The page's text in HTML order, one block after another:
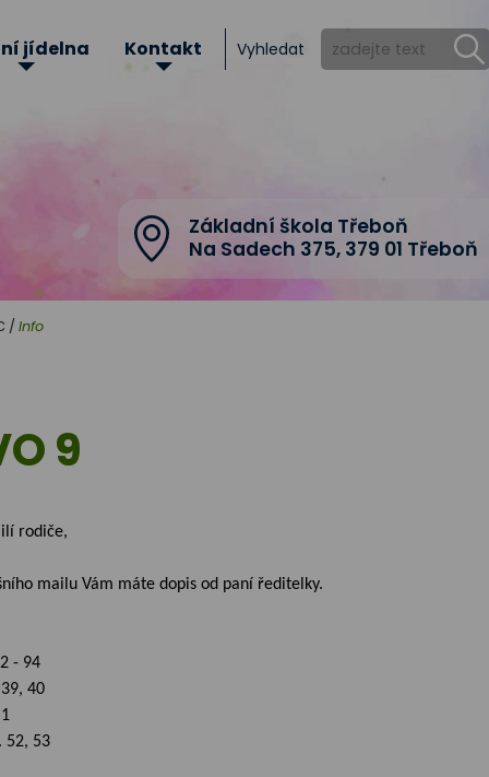
Základní škola Třeboň
Na Sadech 375,379 01 Třeboň
jídelna Kontakt Vyhledat
/ Info
9
rodiče,
mailu Vám máte dopis od paní ředitelky.
- 94
40
52, 53